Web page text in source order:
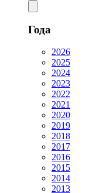
Года
2026
2025
2024
2023
2022
2021
2020
2019
2018
2017
2016
2015
2014
2013